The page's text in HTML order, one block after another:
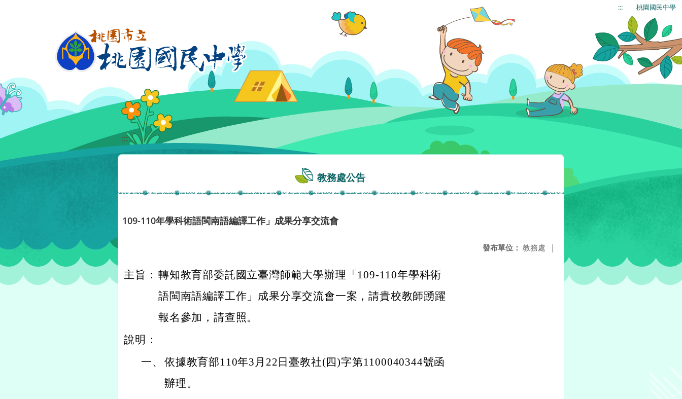
::: 桃園國民中學
:::
教務處公告
109-110年學科術語閩南語編譯工作」成果分享交流會
發布單位： 教務處 |
主旨： 轉知教育部委託國立臺灣師範大學辦理「109-110年學科術
語閩南語編譯工作」成果分享交流會一案，請貴校教師踴躍
報名參加，請查照。
說明：
一、 依據教育部110年3月22日臺教社(四)字第1100040344號函
辦理。